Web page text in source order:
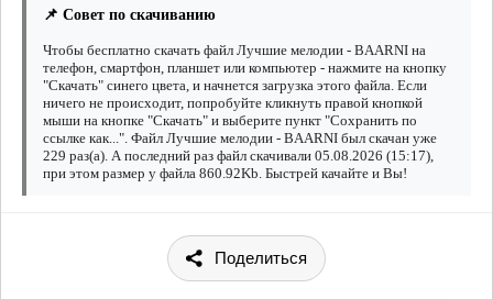
📌 Совет по скачиванию
Чтобы бесплатно скачать файл Лучшие мелодии - BAARNI на
телефон, смартфон, планшет или компьютер - нажмите на кнопку
"Скачать" синего цвета, и начнется загрузка этого файла. Если
ничего не происходит, попробуйте кликнуть правой кнопкой
мыши на кнопке "Скачать" и выберите пункт "Сохранить по
ссылке как...". Файл Лучшие мелодии - BAARNI был скачан уже
229 раз(а). А последний раз файл скачивали 05.08.2026 (15:17),
при этом размер у файла 860.92Kb. Быстрей качайте и Вы!
Поделиться